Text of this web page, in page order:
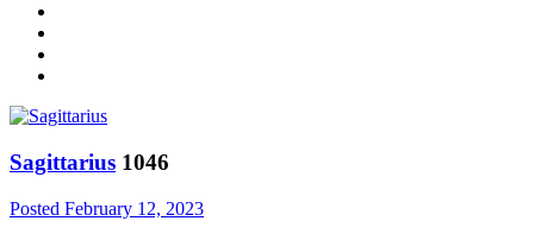
Sagittarius 1046
Posted February 12, 2023